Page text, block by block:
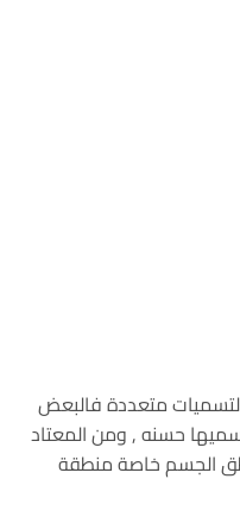
متعددة فالبعض
حسنه , ومن المعتاد
الجسم خاصة منطقة